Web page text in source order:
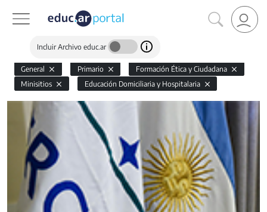
Incluir Archivo educ.ar
General Primario
Formación Ética y Ciudadana
Minisitios
Educación Domiciliaria y Hospitalaria